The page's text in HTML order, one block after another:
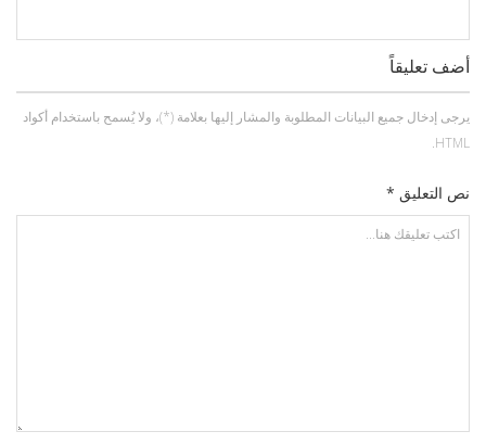
أضف تعليقاً
يرجى إدخال جميع البيانات المطلوبة والمشار إليها بعلامة (*)، ولا يُسمح باستخدام أكواد
HTML.
نص التعليق *